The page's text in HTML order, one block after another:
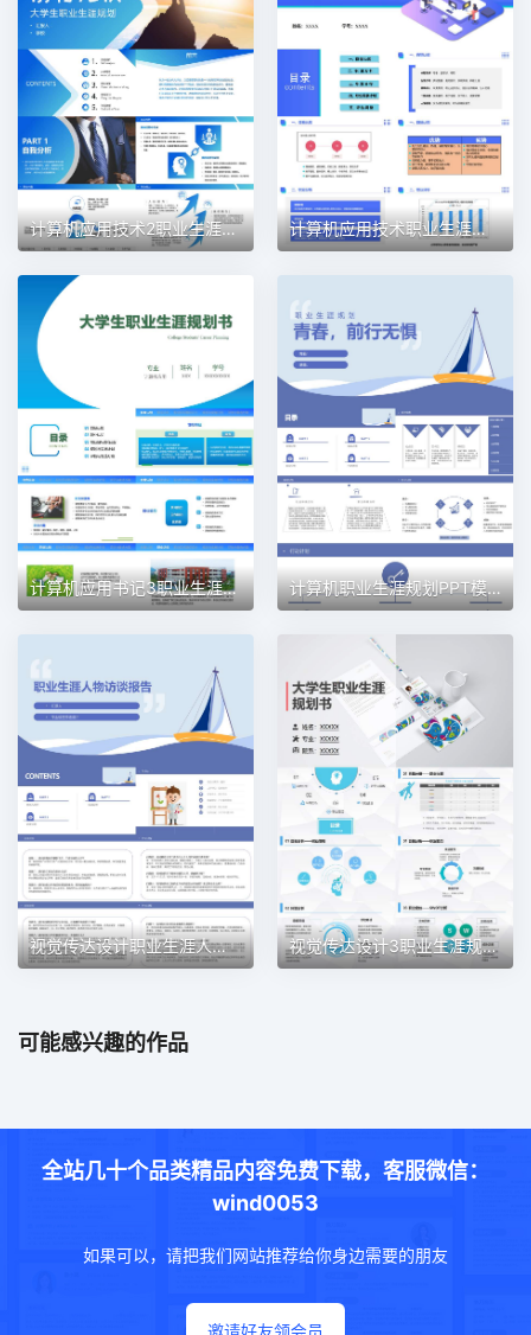
计算机应用技术2职业生涯规划PPT模板 计算机应用技术职业生涯规划PPT模板
计算机应用书记3职业生涯规划PPT模板 计算机职业生涯规划PPT模板
视觉传达设计职业生涯人物访谈职业生涯规划PPT模板 视觉传达设计3职业生涯规划PPT模板
可能感兴趣的作品
全站几十个品类精品内容免费下载，客服微信：
wind0053
如果可以，请把我们网站推荐给你身边需要的朋友